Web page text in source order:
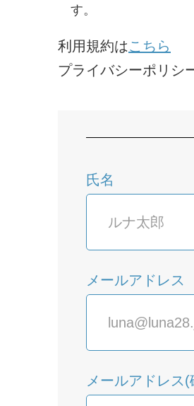
す。
利用規約はこちら
プライバシーポリシ
氏名
メールアドレス
メールアドレス(